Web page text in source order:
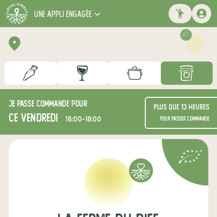
une appli engagée
Je passe commande pour
ce vendredi 16:00-18:00
Plus que 13 heures
pour passer commande